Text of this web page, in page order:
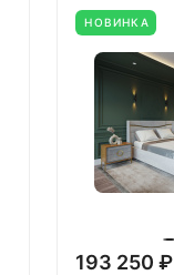
НОВИНКА
193 250 ₽